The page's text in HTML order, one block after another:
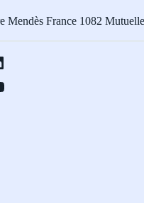
Mendès France 1082